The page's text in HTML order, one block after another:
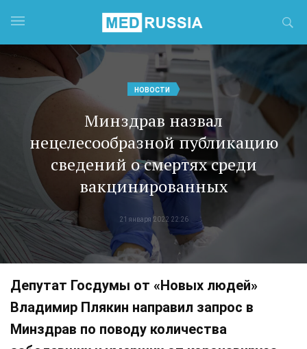
НОВОСТИ
Минздрав назвал
нецелесообразной публикацию
сведений о смертях среди
вакцинированных
21 января 2022 22:26
Депутат Госдумы от «Новых людей»
Владимир Плякин направил запрос в
Минздрав по поводу количества